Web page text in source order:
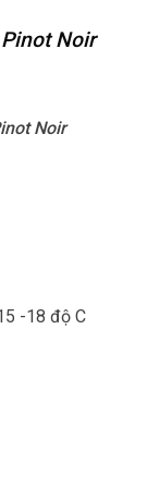
Noir
Noir
-18 độ C